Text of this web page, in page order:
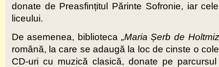
donate de Preasfințitul Părinte Sofronie, iar
liceului.
De asemenea, biblioteca „Maria Șerb de
română, la care se adaugă la loc de cinste o
CD-uri cu muzică clasică, donate pe